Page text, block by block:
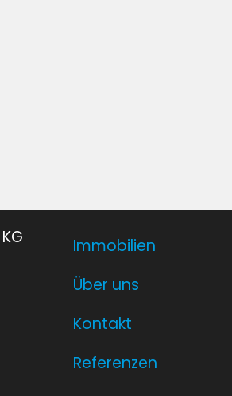
Immobilien
Über uns
Kontakt
Referenzen